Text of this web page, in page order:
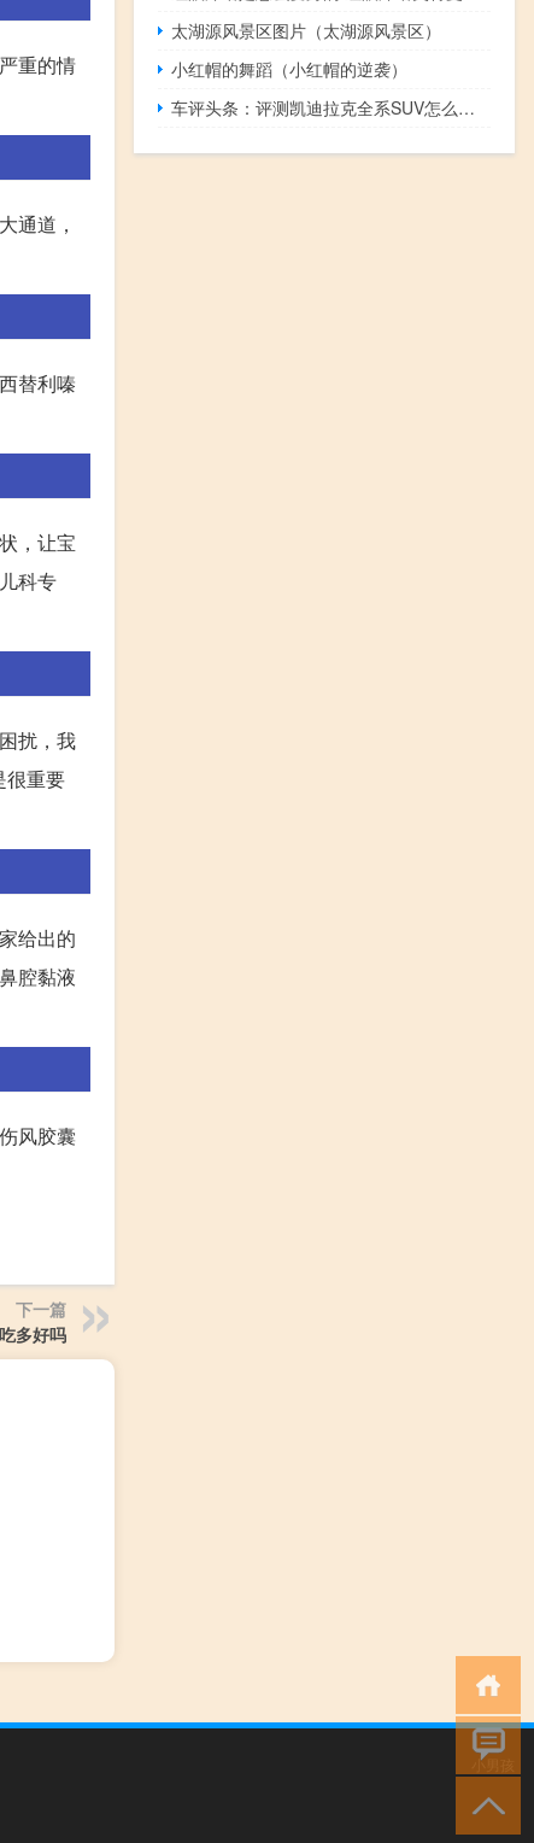
重的情
通道，
替利嗪
，让宝
科专
扰，我
很重要
给出的
腔黏液
风胶囊
下一篇
多好吗
太湖源风景区图片（太湖源风景区）
小红帽的舞蹈（小红帽的逆袭）
车评头条：评测凯迪拉克全系SUV怎么样及奇瑞瑞虎e多少钱
小男孩